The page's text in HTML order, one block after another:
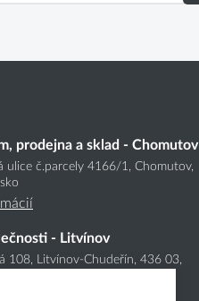
prodejna a sklad - Chomutov
ulice č.parcely 4166/1, Chomutov,
- Litvínov
108, Litvínov-Chudeřín, 436 03,